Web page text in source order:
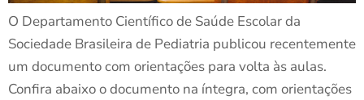
O Departamento Científico de Saúde Escolar da
Sociedade Brasileira de Pediatria publicou recentemente
um documento com orientações para volta às aulas.
Confira abaixo o documento na íntegra, com orientações